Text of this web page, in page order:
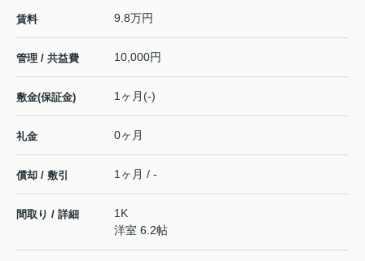
賃料 9.8万円
管理 / 共益費 10,000円
敷金(保証金) 1ヶ月(-)
礼金 0ヶ月
償却 / 敷引 1ヶ月 / -
間取り / 詳細
1K
洋室 6.2帖